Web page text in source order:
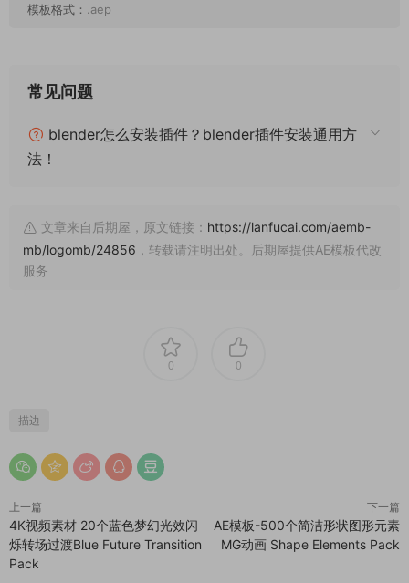
模板格式： .aep
常见问题
blender怎么安装插件？blender插件安装通用方
法！
文章来自后期屋，原文链接： https://lanfucai.com/aemb-
mb/logomb/24856 ，转载请注明出处。后期屋提供AE模板代改
服务
0 0
描边
上一篇
4K视频素材 20个蓝色梦幻光效闪
烁转场过渡Blue Future Transition
Pack
下一篇
AE模板-500个简洁形状图形元素
MG动画 Shape Elements Pack